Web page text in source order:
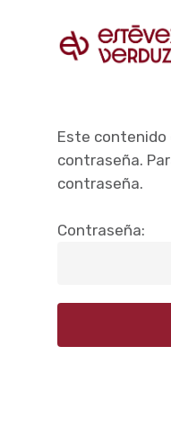
Este
contraseña.
contraseña.
Contraseña: